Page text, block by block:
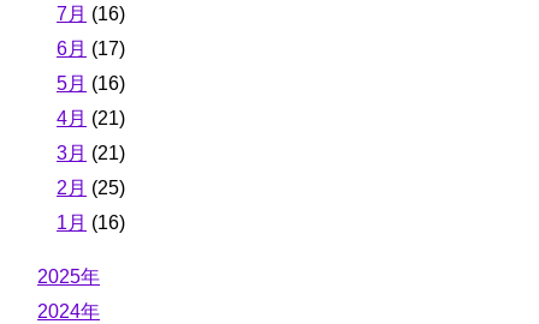
7月 (16)
6月 (17)
5月 (16)
4月 (21)
3月 (21)
2月 (25)
1月 (16)
2025年
2024年